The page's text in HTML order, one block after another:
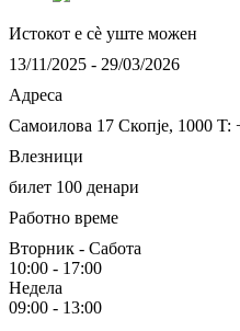
Истокот e сè уште можен
13/11/2025 - 29/03/2026
Адреса
Самоилова 17 Скопје, 1000 T:
Влезници
билет 100 денари
Работно време
Вторник - Сабота
10:00 - 17:00
Недела
09:00 - 13:00